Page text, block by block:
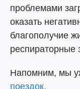
проблемами
оказать
благополучие
респираторные
Напомним, мы
поездок.